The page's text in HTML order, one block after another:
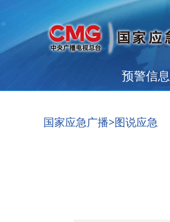
预警信息
国家应急广播>图说应急